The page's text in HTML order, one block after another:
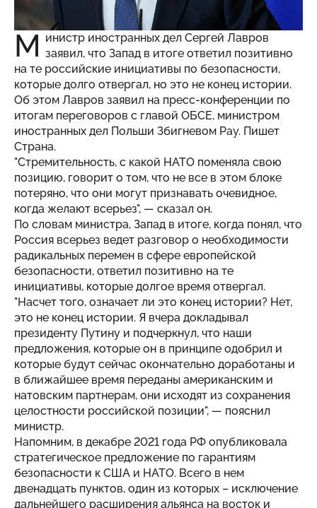
М инистр иностранных дел Сергей Лавров
заявил, что Запад в итоге ответил позитивно
на те российские инициативы по безопасности,
которые долго отвергал, но это не конец истории.
Об этом Лавров заявил на пресс-конференции по
итогам переговоров с главой ОБСЕ, министром
иностранных дел Польши Збигневом Рау. Пишет
Страна.
"Стремительность, с какой НАТО поменяла свою
позицию, говорит о том, что не все в этом блоке
потеряно, что они могут признавать очевидное,
когда желают всерьез", — сказал он.
По словам министра, Запад в итоге, когда понял, что
Россия всерьез ведет разговор о необходимости
радикальных перемен в сфере европейской
безопасности, ответил позитивно на те
инициативы, которые долгое время отвергал.
"Насчет того, означает ли это конец истории? Нет,
это не конец истории. Я вчера докладывал
президенту Путину и подчеркнул, что наши
предложения, которые он в принципе одобрил и
которые будут сейчас окончательно доработаны и
в ближайшее время переданы американским и
натовским партнерам, они исходят из сохранения
целостности российской позиции", — пояснил
министр.
Напомним, в декабре 2021 года РФ опубликовала
стратегическое предложение по гарантиям
безопасности к США и НАТО. Всего в нем
двенадцать пунктов, один из которых – исключение
дальнейшего расширения альянса на восток и